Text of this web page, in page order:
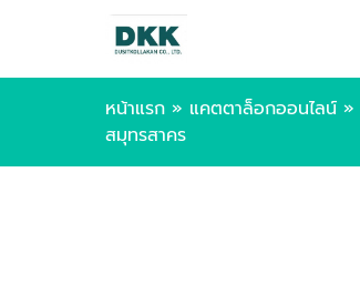
หน้าแรก » แคตตาล็อกออนไลน์ »
สมุทรสาคร